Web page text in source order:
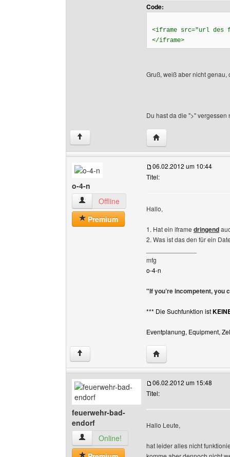
Code:
<iframe src="url des
</iframe>
Gruß, weiß aber nicht
Du hast da die ">"
↑ Website dieses
o-4-n
o-4-n Benutzer-Profile anzeigen
Offline
Premium
06.02.2012 um 10:44
Titel:
Hallo,
1. Hat ein iframe dringend
2. Was ist das den für ein
mfg
o-4-n
"If you’re incompetent, you
*** Die Suchfunktion ist
Eventplanung, Equipment,
↑ Website dieses
feuerwehr-bad-
endorf
feuerwehr-bad-endorf Benutzer-Profile
Online!
06.02.2012 um 15:48
Titel:
Hallo Leute,
hat leider alles nicht